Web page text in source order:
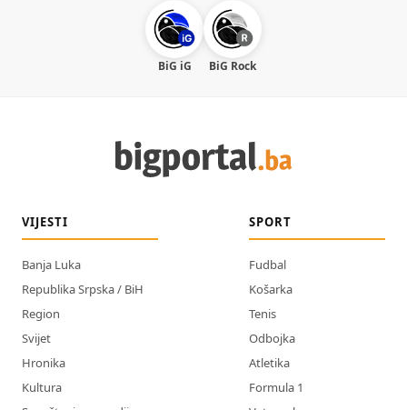
BiG iG BiG Rock
VIJESTI
Banja Luka
Republika Srpska / BiH
Region
Svijet
Hronika
Kultura
SPORT
Fudbal
Košarka
Tenis
Odbojka
Atletika
Formula 1